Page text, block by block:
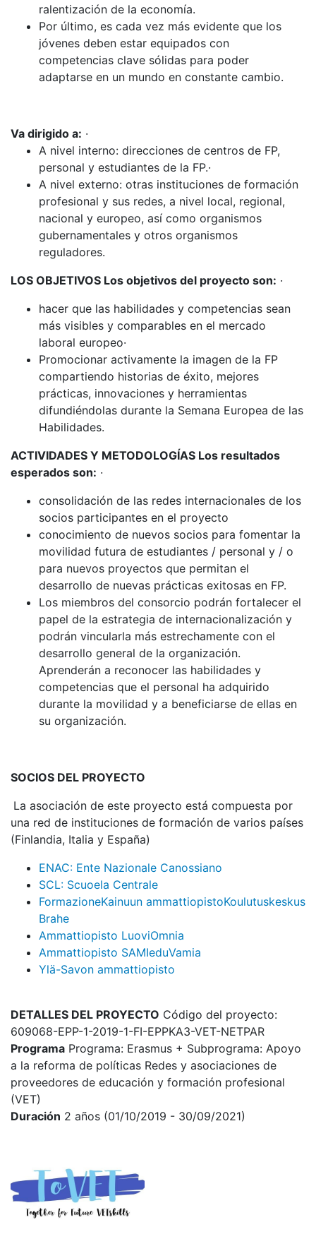
ralentización de la economía.
Por último, es cada vez más evidente que los
jóvenes deben estar equipados con
competencias clave sólidas para poder
adaptarse en un mundo en constante cambio.
Va dirigido a: ·
A nivel interno: direcciones de centros de FP,
personal y estudiantes de la FP.·
A nivel externo: otras instituciones de formación
profesional y sus redes, a nivel local, regional,
nacional y europeo, así como organismos
gubernamentales y otros organismos
reguladores.
LOS OBJETIVOS Los objetivos del proyecto son: ·
hacer que las habilidades y competencias sean
más visibles y comparables en el mercado
laboral europeo·
Promocionar activamente la imagen de la FP
compartiendo historias de éxito, mejores
prácticas, innovaciones y herramientas
difundiéndolas durante la Semana Europea de las
Habilidades.
ACTIVIDADES Y METODOLOGÍAS Los resultados
esperados son: ·
consolidación de las redes internacionales de los
socios participantes en el proyecto
conocimiento de nuevos socios para fomentar la
movilidad futura de estudiantes / personal y / o
para nuevos proyectos que permitan el
desarrollo de nuevas prácticas exitosas en FP.
Los miembros del consorcio podrán fortalecer el
papel de la estrategia de internacionalización y
podrán vincularla más estrechamente con el
desarrollo general de la organización.
Aprenderán a reconocer las habilidades y
competencias que el personal ha adquirido
durante la movilidad y a beneficiarse de ellas en
su organización.
SOCIOS DEL PROYECTO
La asociación de este proyecto está compuesta por
una red de instituciones de formación de varios países
(Finlandia, Italia y España)
ENAC: Ente Nazionale Canossiano
SCL: Scuoela Centrale
FormazioneKainuun ammattiopistoKoulutuskeskus
Brahe
Ammattiopisto LuoviOmnia
Ammattiopisto SAMIeduVamia
Ylä-Savon ammattiopisto
DETALLES DEL PROYECTO Código del proyecto:
609068-EPP-1-2019-1-FI-EPPKA3-VET-NETPAR
Programa Programa: Erasmus + Subprograma: Apoyo
a la reforma de políticas Redes y asociaciones de
proveedores de educación y formación profesional
(VET)
Duración 2 años (01/10/2019 - 30/09/2021)